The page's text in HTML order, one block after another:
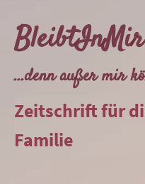
BleibtInMir
...denn außer mir
Zeitschrift für
Familie